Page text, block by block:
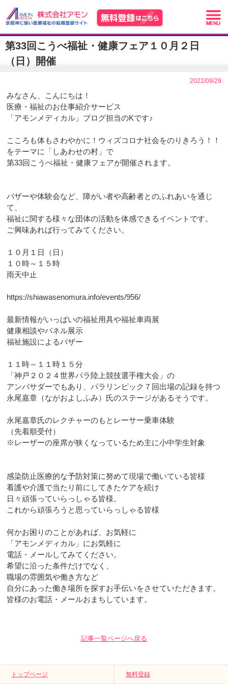
第33回こうべ福祉・健康フェア１０月２日
（日）開催
2022/09/29
みなさん、こんにちは！
医療・福祉のお仕事紹介サービス
「アモンメディカル」ブログ担当のKです♪
こころも体もさわやかに！ウィズコロナ社会をのりきろう！！
をテーマに「しあわせの村」で
第33回こうべ福祉・健康フェアが開催されます。
バザーや体験会など、障がい者や高齢者とのふれあいを通じ
て、
福祉に関する様々な団体の活動を体感できるイベントです。
ご興味あれば行ってみてください。
１０月１日（日）
１０時～１５時
雨天中止
https://shiawasenomura.info/events/956/
最新情報がいっぱいの福祉用具や福祉車両展
健康相談やパネル展示
福祉施設によるバザー
１１時～１１時１５分
「神戸２０２４世界パラ陸上競技選手権大会」の
アンバサダーでもあり、パラリンピック７回出場の記録を持つ
永尾嘉章（ながおよしふみ）氏のステージがあるそうです。
永尾嘉章氏のレクチャーのもとレーサー乗車体験
（先着順受付）
※レーザーの座席が狭くなっているため主に小中学生対象
感染防止医療的な予防対策に努めて現場で働いている皆様
看護や介護で当たり前にしてきたケアを続け
日々頑張っていらっしゃる皆様。
これから頑張ろうと思っていらっしゃる皆様
何かお困りのことがあれば、お気軽に
「アモンメディカル」にお気軽に
電話・メールしてみてください。
希望に沿った条件だけでなく、
職場の雰囲気や働き方など
自分にあった働き場所を探すお手伝いをさせていただきます。
皆様のお電話・メールおまちしています。
記事一覧ページへ戻る
トップページ 無料登録